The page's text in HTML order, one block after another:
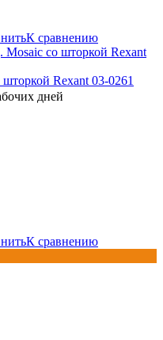
К сравнению
Rexant 03-0261
дней
К сравнению